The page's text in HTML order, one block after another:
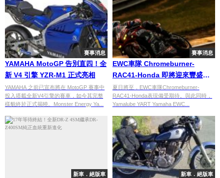
賽事消息
YAMAHA MotoGP 告別直四！全
新 V4 引擎 YZR-M1 正式亮相
YAMAHA 之前已宣布將在 MotoGP 賽事中
投入搭載全新V4引擎的賽車，如今其完整
樣貌終於正式揭曉。Monster Energy Ya...
賽事消息
EWC車隊 Chromeburner-
RAC41-Honda 即將迎來豐盛的
夏日
夏日將至，EWC車隊Chromeburner-
RAC41-Honda表現備受期待。與此同時，
Yamalube YART Yamaha EWC...
新車．絕版車 新車．絕版車